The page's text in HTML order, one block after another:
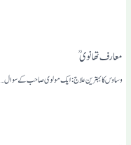
معارف تھانوی ؒ
وساوس کا بہترین علاج: ایک مولوی صاحب کے سوال…